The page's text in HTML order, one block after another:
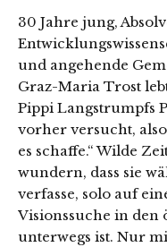
30 Jahre jung,
und angehende
Graz-Maria Trost
Pippi Langstrumpfs
vorher versucht,
es schaffe.“ Wilde
wundern, dass sie
verfasse, solo auf
Visionssuche in den
unterwegs ist. Nur